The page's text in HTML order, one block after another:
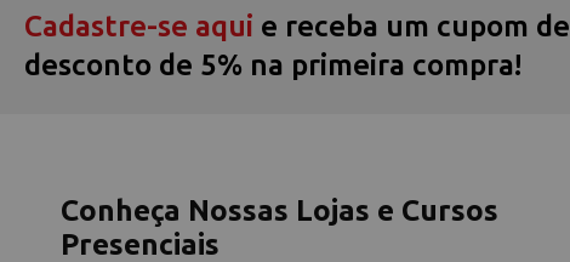
Cadastre-se aqui e receba um cupom de
desconto de 5% na primeira compra!
Conheça Nossas Lojas e Cursos
Presenciais